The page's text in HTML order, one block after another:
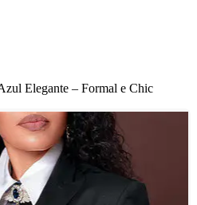
Elegante – Formal e Chic